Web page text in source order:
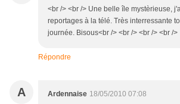
<br /> <br /> Une belle île mystèrieuse,
reportages à la télé. Très interressante
journée. Bisous<br /> <br /> <br /> <br />
Répondre
A Ardennaise 18/05/2010 07:08